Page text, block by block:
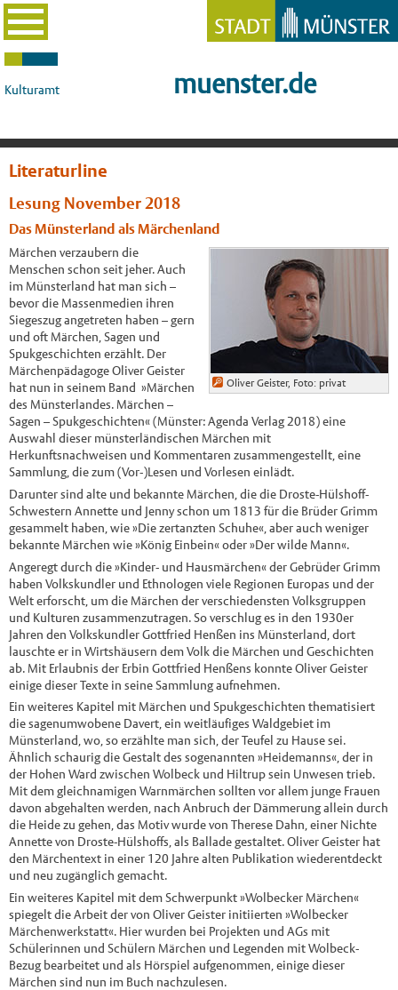
Kulturamt muenster.de
Literaturline
Lesung November 2018
Das Münsterland als Märchenland
Oliver Geister, Foto: privat
Märchen verzaubern die
Menschen schon seit jeher. Auch
im Münsterland hat man sich –
bevor die Massenmedien ihren
Siegeszug angetreten haben – gern
und oft Märchen, Sagen und
Spukgeschichten erzählt. Der
Märchenpädagoge Oliver Geister
hat nun in seinem Band »Märchen
des Münsterlandes. Märchen –
Sagen – Spukgeschichten« (Münster: Agenda Verlag 2018) eine
Auswahl dieser münsterländischen Märchen mit
Herkunftsnachweisen und Kommentaren zusammengestellt, eine
Sammlung, die zum (Vor-)Lesen und Vorlesen einlädt.
Darunter sind alte und bekannte Märchen, die die Droste-Hülshoff-
Schwestern Annette und Jenny schon um 1813 für die Brüder Grimm
gesammelt haben, wie »Die zertanzten Schuhe«, aber auch weniger
bekannte Märchen wie »König Einbein« oder »Der wilde Mann«.
Angeregt durch die »Kinder- und Hausmärchen« der Gebrüder Grimm
haben Volkskundler und Ethnologen viele Regionen Europas und der
Welt erforscht, um die Märchen der verschiedensten Volksgruppen
und Kulturen zusammenzutragen. So verschlug es in den 1930er
Jahren den Volkskundler Gottfried Henßen ins Münsterland, dort
lauschte er in Wirtshäusern dem Volk die Märchen und Geschichten
ab. Mit Erlaubnis der Erbin Gottfried Henßens konnte Oliver Geister
einige dieser Texte in seine Sammlung aufnehmen.
Ein weiteres Kapitel mit Märchen und Spukgeschichten thematisiert
die sagenumwobene Davert, ein weitläufiges Waldgebiet im
Münsterland, wo, so erzählte man sich, der Teufel zu Hause sei.
Ähnlich schaurig die Gestalt des sogenannten »Heidemanns«, der in
der Hohen Ward zwischen Wolbeck und Hiltrup sein Unwesen trieb.
Mit dem gleichnamigen Warnmärchen sollten vor allem junge Frauen
davon abgehalten werden, nach Anbruch der Dämmerung allein durch
die Heide zu gehen, das Motiv wurde von Therese Dahn, einer Nichte
Annette von Droste-Hülshoffs, als Ballade gestaltet. Oliver Geister hat
den Märchentext in einer 120 Jahre alten Publikation wiederentdeckt
und neu zugänglich gemacht.
Ein weiteres Kapitel mit dem Schwerpunkt »Wolbecker Märchen«
spiegelt die Arbeit der von Oliver Geister initiierten »Wolbecker
Märchenwerkstatt«. Hier wurden bei Projekten und AGs mit
Schülerinnen und Schülern Märchen und Legenden mit Wolbeck-
Bezug bearbeitet und als Hörspiel aufgenommen, einige dieser
Märchen sind nun im Buch nachzulesen.